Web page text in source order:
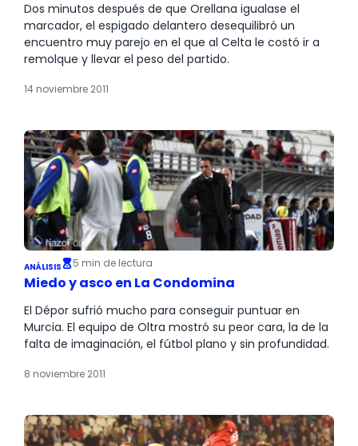
Dos minutos después de que Orellana igualase el
marcador, el espigado delantero desequilibró un
encuentro muy parejo en el que al Celta le costó ir a
remolque y llevar el peso del partido.
14 noviembre 2011
ANÁLISIS 5 min de lectura
Miedo y asco en La Condomina
El Dépor sufrió mucho para conseguir puntuar en
Murcia. El equipo de Oltra mostró su peor cara, la de la
falta de imaginación, el fútbol plano y sin profundidad.
8 noviembre 2011